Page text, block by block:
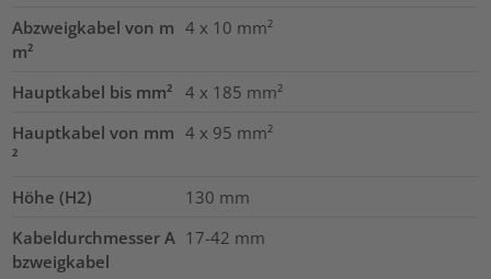
Abzweigkabel von m
m²
4 x 10 mm²
Hauptkabel bis mm² 4 x 185 mm²
Hauptkabel von mm
²
4 x 95 mm²
Höhe (H2) 130 mm
Kabeldurchmesser A
bzweigkabel
17-42 mm